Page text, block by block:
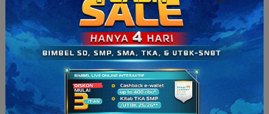
Hijrah Nabi Ibrahim AS ke Mesir
Setelah menghadapi berbagai penolakan dan tekanan dari
kaum yang menentang dakwah tauhid, Nabi Ibrahim
Alaihissalam bersama istrinya, Sarah, dan sejumlah kafilah
pengikutnya memutuskan untuk berhijrah. Mereka
meninggalkan tanah kelahiran mereka di wilayah Iraq dan